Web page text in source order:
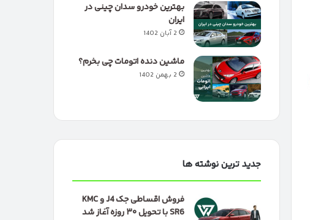
بهترین خودرو سدان چینی در
ایران
2 آبان 1402
ماشین دنده اتومات چی بخرم؟
2 بهمن 1402
جدید ترین نوشته ها
فروش اقساطی جک J4 و KMC
SR6 با تحویل ۳۰ روزه آغاز شد